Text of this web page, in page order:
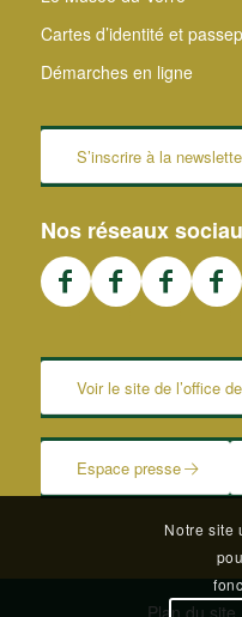
Cartes d’identité et
Démarches en ligne
S’inscrire à la
Nos réseaux
Voir le site de l’office
Espace presse
Notre site